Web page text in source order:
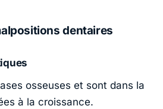
dentaires
osseuses et sont dans la
à la croissance.